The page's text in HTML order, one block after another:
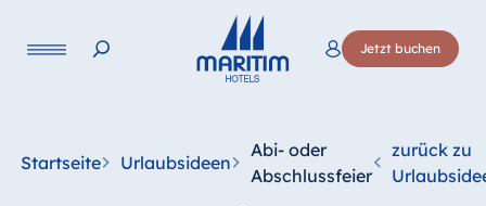
Jetzt buchen
Startseite Urlaubsideen
Abi- oder
Abschlussfeier
zurück zu